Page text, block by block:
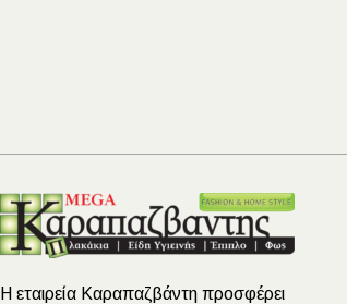
Η εταιρεία Καραπαζβάντη προσφέρει